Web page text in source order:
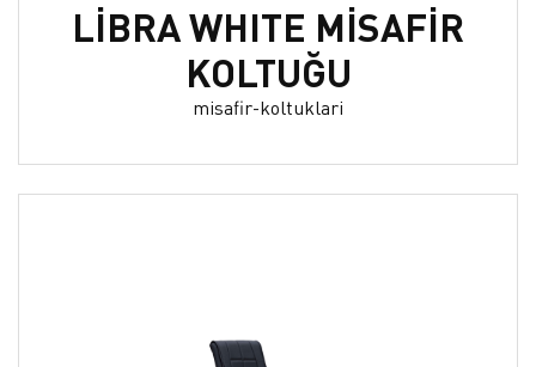
LİBRA WHITE MİSAFİR
KOLTUĞU
misafir-koltuklari